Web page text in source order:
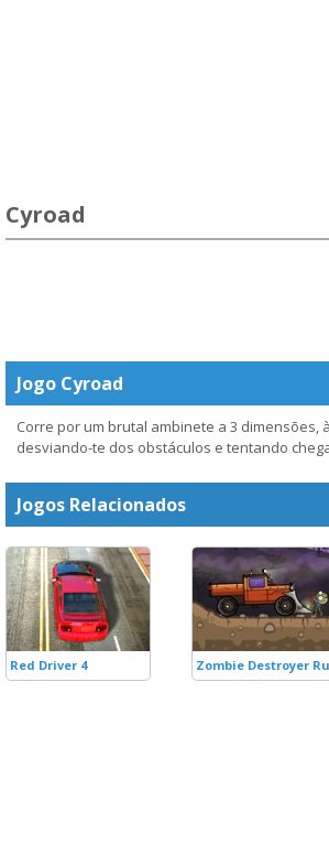
Cyroad
Jogo Cyroad
Corre por um brutal ambinete a 3 dimensões,
desviando-te dos obstáculos e tentando
Jogos Relacionados
Red Driver 4 Zombie Destroyer